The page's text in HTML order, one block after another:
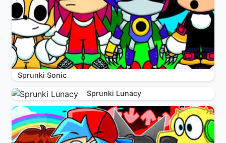
Sprunki Sonic
Sprunki Lunacy